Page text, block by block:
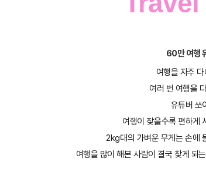
60만 여행
여행을 자주
여러 번 여행을
유튜버 쏘
여행이 잦을수록 편하게
2kg대의 가벼운 무게는 손에
여행을 많이 해본 사람이 결국 찾게 되